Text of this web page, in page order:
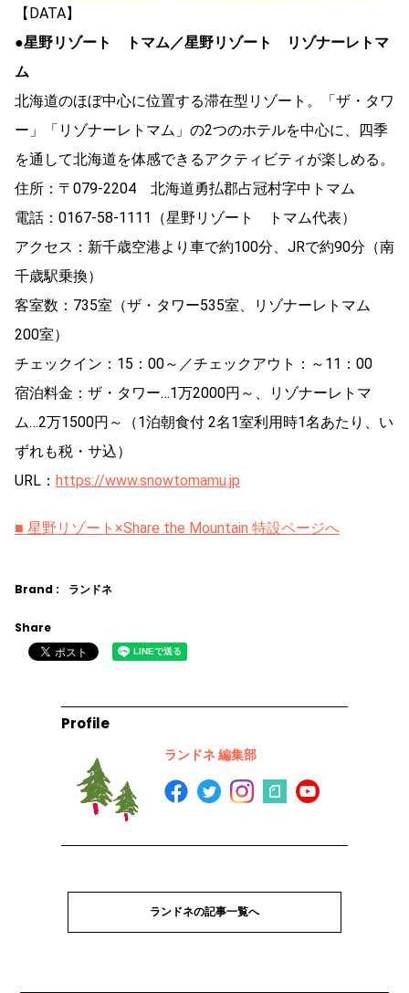
【DATA】
●星野リゾート トマム／星野リゾート リゾナーレトマ
ム
北海道のほぼ中心に位置する滞在型リゾート。「ザ・タワ
ー」「リゾナーレトマム」の2つのホテルを中心に、四季
を通して北海道を体感できるアクティビティが楽しめる。
住所：〒079‐2204 北海道勇払郡占冠村字中トマム
電話：0167‐58‐1111（星野リゾート トマム代表）
アクセス：新千歳空港より車で約100分、JRで約90分（南
千歳駅乗換）
客室数：735室（ザ・タワー535室、リゾナーレトマム
200室）
チェックイン：15：00～／チェックアウト：～11：00
宿泊料金：ザ・タワー…1万2000円～、リゾナーレトマ
ム…2万1500円～（1泊朝食付 2名1室利用時1名あたり、い
ずれも税・サ込）
URL： https://www.snowtomamu.jp
■ 星野リゾート×Share the Mountain 特設ページへ
Brand : ランドネ
Share
Profile
ランドネ 編集部
ランドネの記事一覧へ